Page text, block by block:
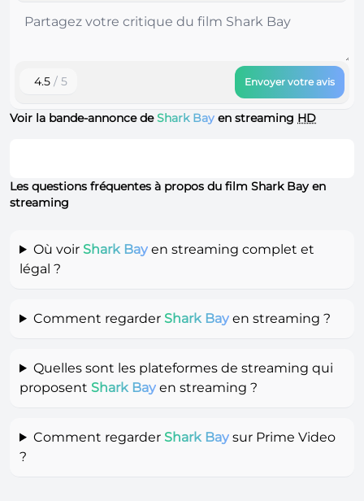
4.5 / 5 Envoyer votre avis
Voir la bande-annonce deShark Bay en streaming HD
Les questions fréquentes à propos du film Shark Bay en
streaming
Où voir Shark Bayen streaming complet et
légal ?
Comment regarder Shark Bayen streaming ?
Quelles sont les plateformes de streaming qui
proposent Shark Bay en streaming ?
Comment regarder Shark Baysur Prime Video
?